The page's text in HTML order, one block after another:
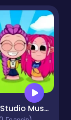
Kpop Studio Music Beats